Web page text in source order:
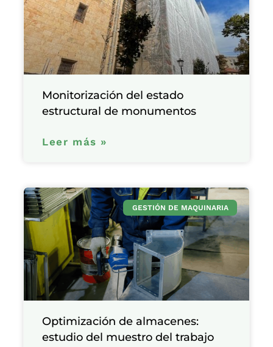
Monitorización del estado
estructural de monumentos
Leer más »
GESTIÓN DE MAQUINARIA
Optimización de almacenes:
estudio del muestro del trabajo